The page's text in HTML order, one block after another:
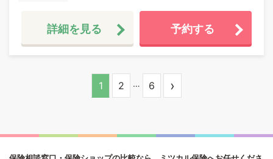
詳細を見る 予約する
1 2 … 6 ›